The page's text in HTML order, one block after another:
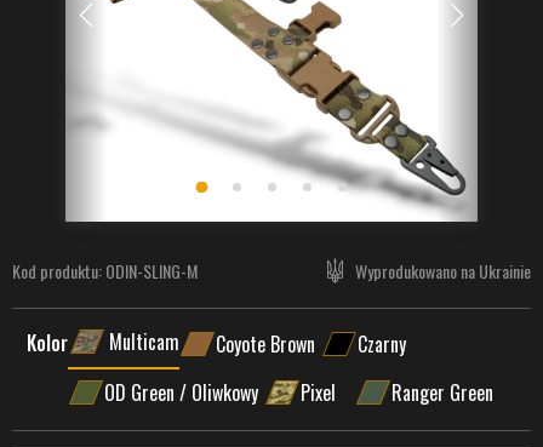
Kod produktu:ODIN-SLING-M Wyprodukowano na Ukrainie
Kolor Multicam Coyote Brown
Czarny
OD Green / Oliwkowy
Pixel Ranger Green